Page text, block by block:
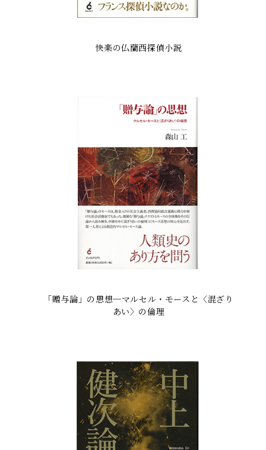
快楽の仏蘭西探偵小説
「贈与論」の思想─マルセル・モースと〈混ざり
あい〉の倫理